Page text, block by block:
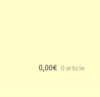
0,00€ 0 article